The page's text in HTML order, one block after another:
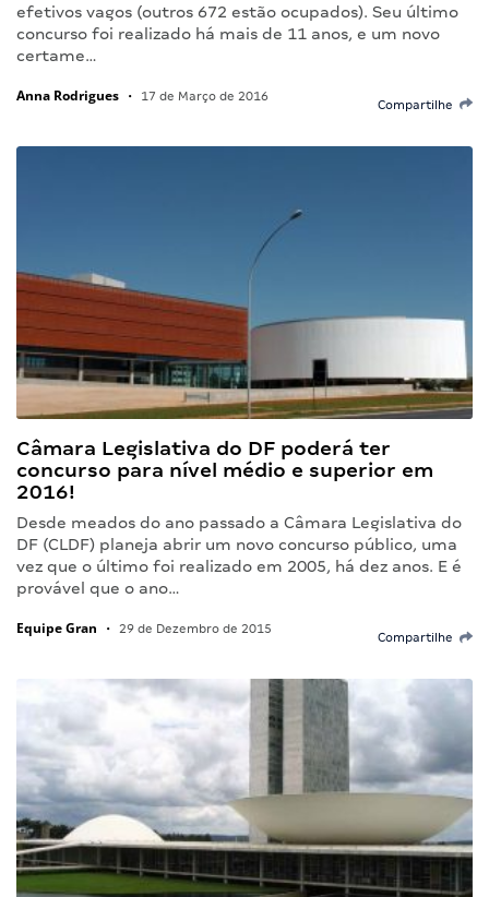
efetivos vagos (outros 672 estão ocupados). Seu último
concurso foi realizado há mais de 11 anos, e um novo
certame…
Anna Rodrigues • 17 de Março de 2016
Compartilhe
Câmara Legislativa do DF poderá ter
concurso para nível médio e superior em
2016!
Desde meados do ano passado a Câmara Legislativa do
DF (CLDF) planeja abrir um novo concurso público, uma
vez que o último foi realizado em 2005, há dez anos. E é
provável que o ano…
Equipe Gran • 29 de Dezembro de 2015
Compartilhe